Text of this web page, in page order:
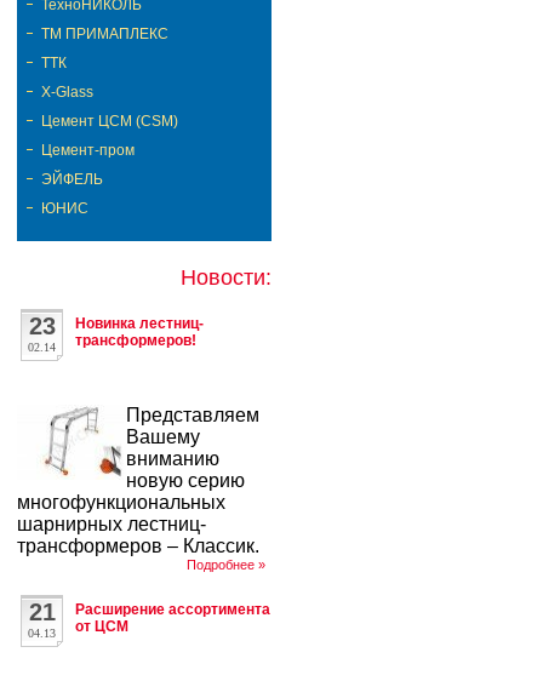
ТехноНИКОЛЬ
ТМ ПРИМАПЛЕКС
ТТК
Х-Glass
Цемент ЦСМ (CSM)
Цемент-пром
ЭЙФЕЛЬ
ЮНИС
Новости:
Новинка лестниц-
трансформеров!
23
02.14
Представляем
Вашему
вниманию
новую серию
многофункциональных
шарнирных лестниц-
трансформеров – Классик.
Подробнее »
Расширение ассортимента
от ЦСМ
21
04.13